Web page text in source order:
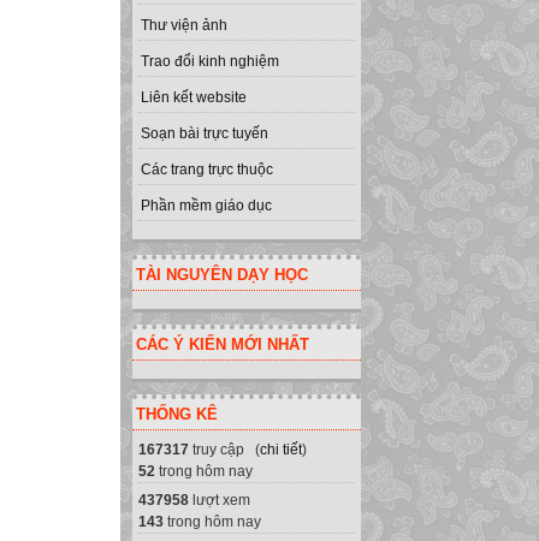
Thư viện ảnh
Trao đổi kinh nghiệm
Liên kết website
Soạn bài trực tuyến
Các trang trực thuộc
Phần mềm giáo dục
TÀI NGUYÊN DẠY HỌC
CÁC Ý KIẾN MỚI NHẤT
THỐNG KÊ
167317 truy cập (chi tiết)
52 trong hôm nay
437958 lượt xem
143 trong hôm nay